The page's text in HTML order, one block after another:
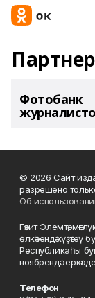
Фотобанк
© 2026 Сайт
разрешено
Об
Гәзит Элемтә,
өлкәһендә
Республикаһы
ноябрендә
Телефон